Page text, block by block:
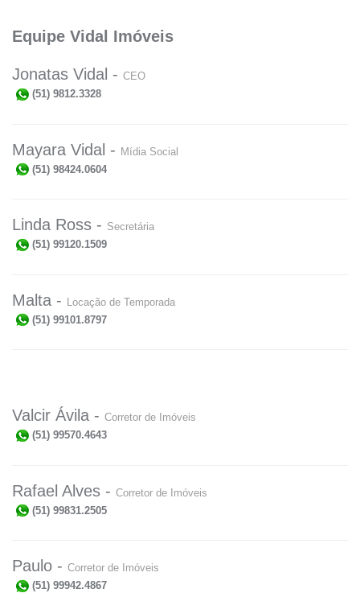
Equipe Vidal Imóveis
Jonatas Vidal - CEO
(51) 9812.3328
Mayara Vidal - Mídia Social
(51) 98424.0604
Linda Ross - Secretária
(51) 99120.1509
Malta - Locação de Temporada
(51) 99101.8797
Valcir Ávila - Corretor de Imóveis
(51) 99570.4643
Rafael Alves - Corretor de Imóveis
(51) 99831.2505
Paulo - Corretor de Imóveis
(51) 99942.4867